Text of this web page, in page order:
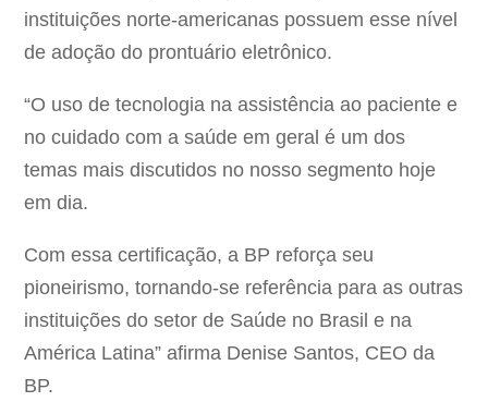
instituições norte-americanas possuem esse nível
de adoção do prontuário eletrônico.
“O uso de tecnologia na assistência ao paciente e
no cuidado com a saúde em geral é um dos
temas mais discutidos no nosso segmento hoje
em dia.
Com essa certificação, a BP reforça seu
pioneirismo, tornando-se referência para as outras
instituições do setor de Saúde no Brasil e na
América Latina” afirma Denise Santos, CEO da
BP.